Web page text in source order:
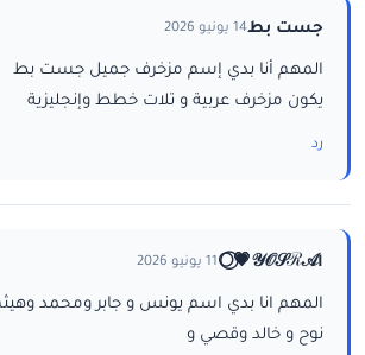
جست بط14 يونيو 2026
المهم أنا بدي إسم مزخرف جميل جست بط
يكون مزخرف عربية و تلات خطط وإنجليزية
رد
ا𝒴𝒪𝒮ℛ𝒜💗⃝🌕 11 يونيو 2026
المهم انا بدي اسم يونس و جابر ومحمد
نوح و خالد وقصي و